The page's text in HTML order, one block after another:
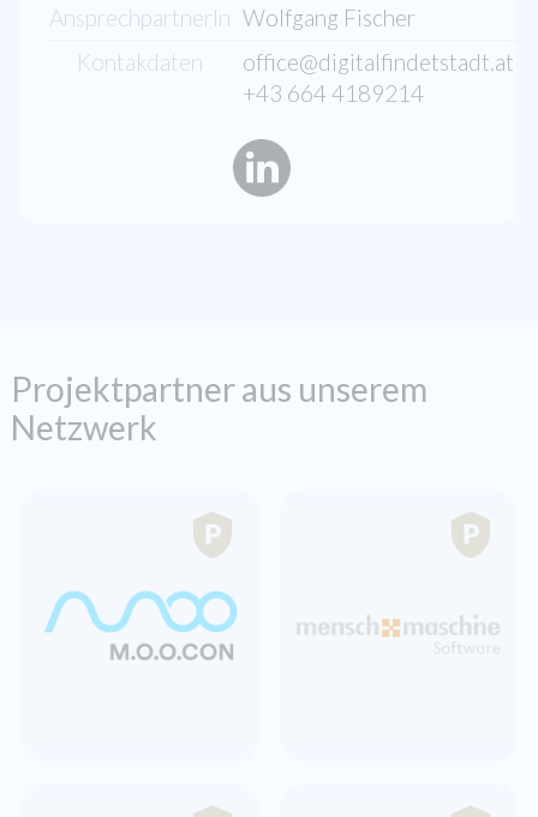
AnsprechpartnerIn Wolfgang Fischer
Kontakdaten
office@digitalfindetstadt.at
+43 664 4189214
Projektpartner aus unserem
Netzwerk